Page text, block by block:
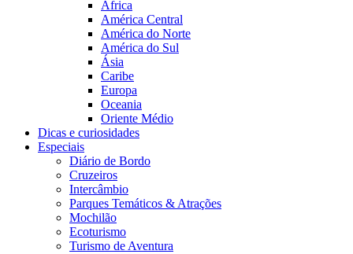
África
América Central
América do Norte
América do Sul
Ásia
Caribe
Europa
Oceania
Oriente Médio
Dicas e curiosidades
Especiais
Diário de Bordo
Cruzeiros
Intercâmbio
Parques Temáticos & Atrações
Mochilão
Ecoturismo
Turismo de Aventura